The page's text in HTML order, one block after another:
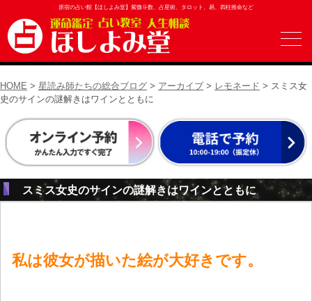
原宿の占い館【ほしよみ堂】紫微斗数、占星術、タロット、易、四柱推命など
HOME > 星読み師たちの総合ブログ > アーカイブ > レモネード > スミス女
史のサインの謎解きはワインとともに
スミス女史のサインの謎解きはワインとともに
私は彼女が描いた絵が大好きです。